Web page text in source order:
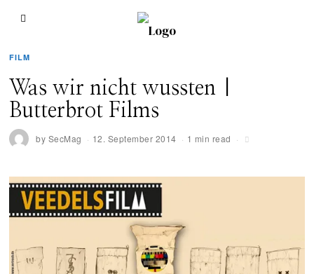
FILM
Was wir nicht wussten |
Butterbrot Films
by SecMag 12. September 2014 1 min read